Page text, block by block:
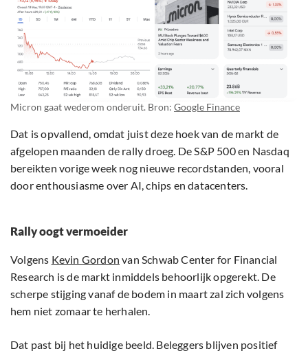
Micron gaat wederom onderuit. Bron: Google Finance
Dat is opvallend, omdat juist deze hoek van de markt de
afgelopen maanden de rally droeg. De S&P 500 en Nasdaq
bereikten vorige week nog nieuwe recordstanden, vooral
door enthousiasme over AI, chips en datacenters.
Rally oogt vermoeider
Volgens Kevin Gordon van Schwab Center for Financial
Research is de markt inmiddels behoorlijk opgerekt. De
scherpe stijging vanaf de bodem in maart zal zich volgens
hem niet zomaar te herhalen.
Dat past bij het huidige beeld. Beleggers blijven positief